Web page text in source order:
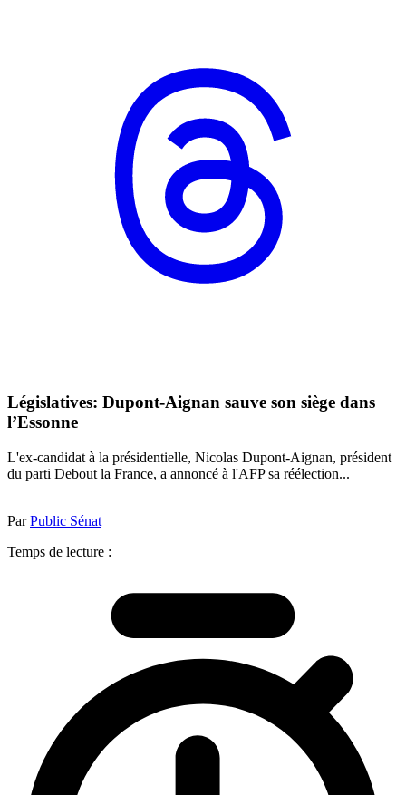
Législatives: Dupont-Aignan sauve son siège dans
l’Essonne
L'ex-candidat à la présidentielle, Nicolas Dupont-Aignan, président
du parti Debout la France, a annoncé à l'AFP sa réélection...
ParPublic Sénat
Temps de lecture :